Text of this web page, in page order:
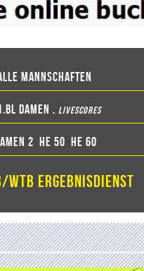
Mannschaften
Damen . LiveScores
2 He 50 He 60
WTB Ergebnisdienst